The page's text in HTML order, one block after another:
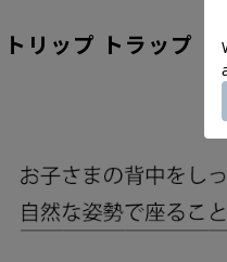
トリップ トラップ